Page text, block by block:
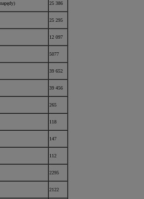
25 386
25 295
12 097
5077
39 652
39 456
265
118
147
112
2295
2122